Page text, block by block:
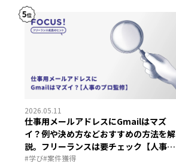
2026.05.11
仕事用メールアドレスにGmailはマズ
イ？例や決め方などおすすめの方法を解
説。フリーランスは要チェック【人事の
プロ監修】
#学び#案件獲得